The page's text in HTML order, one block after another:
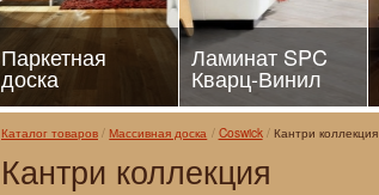
Паркетная
доска
Ламинат SPC
Кварц-Винил
Каталог товаров Массивная доска Coswick Кантри коллекция
Кантри коллекция